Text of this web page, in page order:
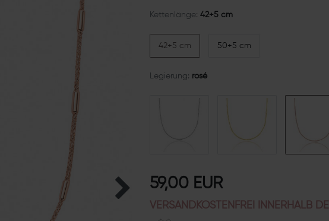
Kettenlänge: 42+5 cm
42+5 cm 50+5 cm
Legierung: rosé
59,00 EUR
VERSANDKOSTENFREI INNERHALB DE